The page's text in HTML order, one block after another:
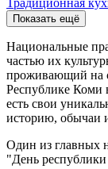
Показать ещё
Национальные
частью их
проживающий на
Республике Коми
есть свои
историю, обычаи
Один из главных
"День